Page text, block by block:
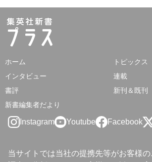
ホーム
トピックス
インタビュー
連載
書評
新刊＆既刊
新書編集者だより
Instagram Youtube Facebook
当サイトでは当社の提携先等がお客様